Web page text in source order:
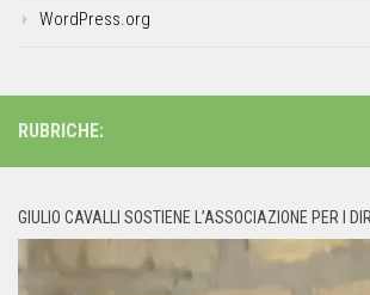
WordPress.org
RUBRICHE:
GIULIO CAVALLI SOSTIENE L’ASSOCIAZIONE PER I
Player